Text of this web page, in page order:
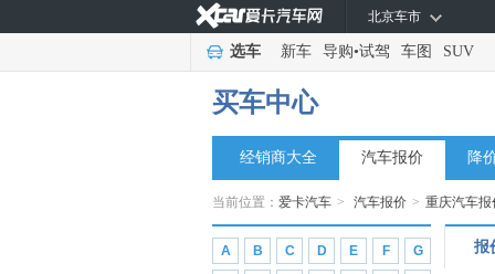
北京车市
选车 新车 导购•试驾 车图 SUV
买车中心
经销商大全 汽车报价 降
当前位置： 爱卡汽车 > 汽车报价 > 重庆汽车报
A B C D E F G
奇瑞 (34)
奇瑞新能源
启辰(10)
前途汽车 (2)
R
东风日产(10)
ARIYA艾睿雅
劲客
报